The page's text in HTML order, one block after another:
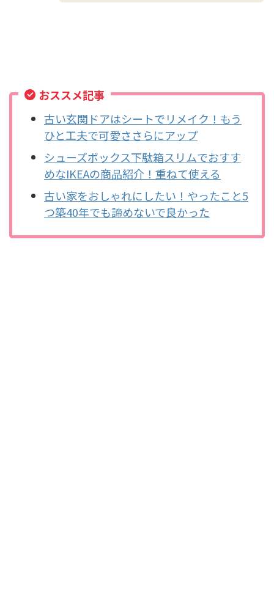
おススメ記事
古い玄関ドアはシートでリメイク！もう
ひと工夫で可愛ささらにアップ
シューズボックス下駄箱スリムでおすす
めなIKEAの商品紹介！重ねて使える
古い家をおしゃれにしたい！やったこと5
つ築40年でも諦めないで良かった